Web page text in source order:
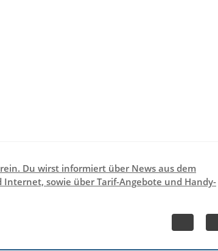
rein. Du wirst informiert über News aus dem
sowie über Tarif-Angebote und Handy-